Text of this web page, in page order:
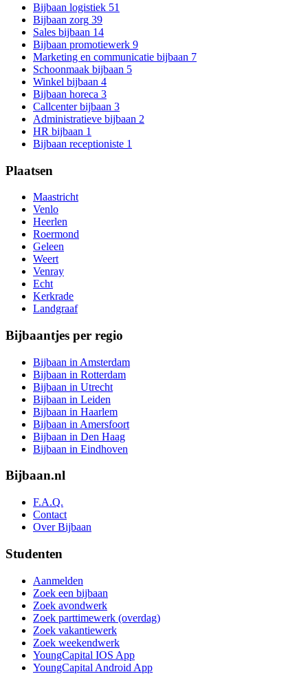
Bijbaan logistiek 51
Bijbaan zorg 39
Sales bijbaan 14
Bijbaan promotiewerk 9
Marketing en communicatie bijbaan 7
Schoonmaak bijbaan 5
Winkel bijbaan 4
Bijbaan horeca 3
Callcenter bijbaan 3
Administratieve bijbaan 2
HR bijbaan 1
Bijbaan receptioniste 1
Plaatsen
Maastricht
Venlo
Heerlen
Roermond
Geleen
Weert
Venray
Echt
Kerkrade
Landgraaf
Bijbaantjes per regio
Bijbaan in Amsterdam
Bijbaan in Rotterdam
Bijbaan in Utrecht
Bijbaan in Leiden
Bijbaan in Haarlem
Bijbaan in Amersfoort
Bijbaan in Den Haag
Bijbaan in Eindhoven
Bijbaan.nl
F.A.Q.
Contact
Over Bijbaan
Studenten
Aanmelden
Zoek een bijbaan
Zoek avondwerk
Zoek parttimewerk (overdag)
Zoek vakantiewerk
Zoek weekendwerk
YoungCapital IOS App
YoungCapital Android App